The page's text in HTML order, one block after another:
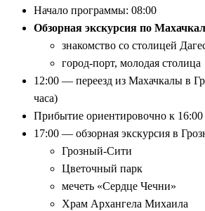
Начало программы: 08:00
Обзорная экскурсия по
знакомство со столицей
город-порт, молодая столица
12:00 — переезд из Махачкалы в
часа)
Прибытие ориентировочно к 16:00
17:00 — обзорная экскурсия в
Грозный-Сити
Цветочный парк
мечеть «Сердце Чечни»
Храм Архангела Михаила